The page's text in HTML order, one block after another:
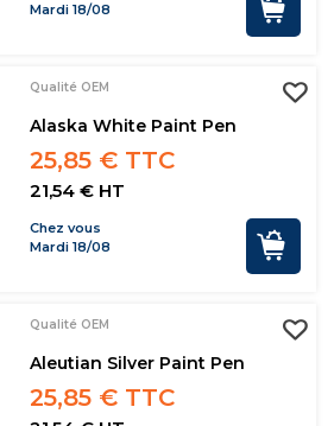
Mardi 18/08
Qualité OEM
Alaska White Paint Pen
25,85 € TTC
21,54 € HT
Chez vous
Mardi 18/08
Qualité OEM
Aleutian Silver Paint Pen
25,85 € TTC